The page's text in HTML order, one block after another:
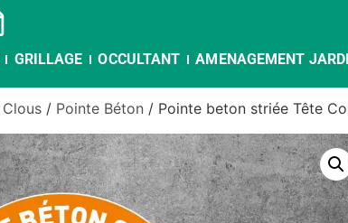
GRILLAGE OCCULTANT AMENAGEMENT
Clous / Pointe Béton / Pointe beton striée Tête